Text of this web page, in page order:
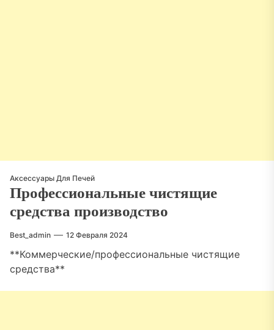
Аксессуары Для Печей
Профессиональные чистящие
средства производство
Best_admin 12 Февраля 2024
**Коммерческие/профессиональные чистящие
средства**